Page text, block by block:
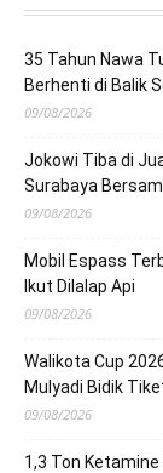
35 Tahun Nawa
Berhenti di Balik
09/08/2026
Jokowi Tiba di
Surabaya
09/08/2026
Mobil Espass
Ikut Dilalap Api
09/08/2026
Walikota Cup
Mulyadi Bidik
09/08/2026
1,3 Ton